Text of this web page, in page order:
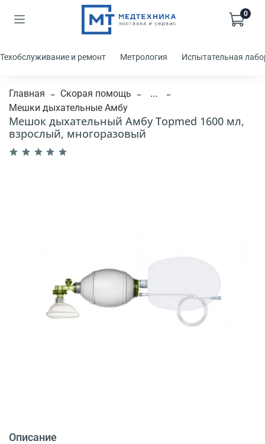
0
Техобслуживание и ремонт Метрология Испытательная
Главная Скорая помощь
...
Мешки дыхательные Амбу
Мешок дыхательный Амбу Topmed 1600 мл,
взрослый, многоразовый
Описание